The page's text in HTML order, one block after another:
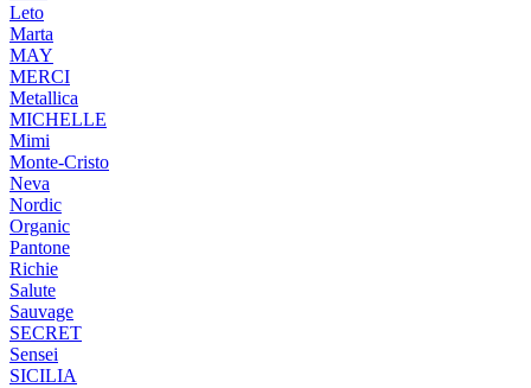
Leto
Marta
MAY
MERCI
Metallica
MICHELLE
Mimi
Monte-Cristo
Neva
Nordic
Organic
Pantone
Richie
Salute
Sauvage
SECRET
Sensei
SICILIA